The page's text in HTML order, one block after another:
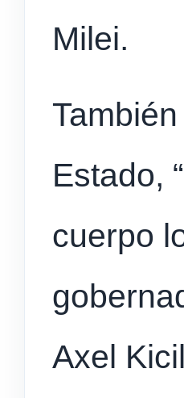
Milei.
Estado,
cuerpo
Axel